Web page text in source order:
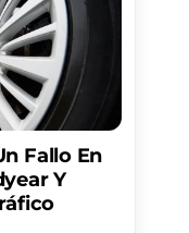
Fallo En
Y